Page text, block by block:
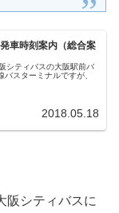
車時刻案内（総合案
シティバスの大阪駅前バ
スターミナルですが、
2018.05.18
阪シティバスに